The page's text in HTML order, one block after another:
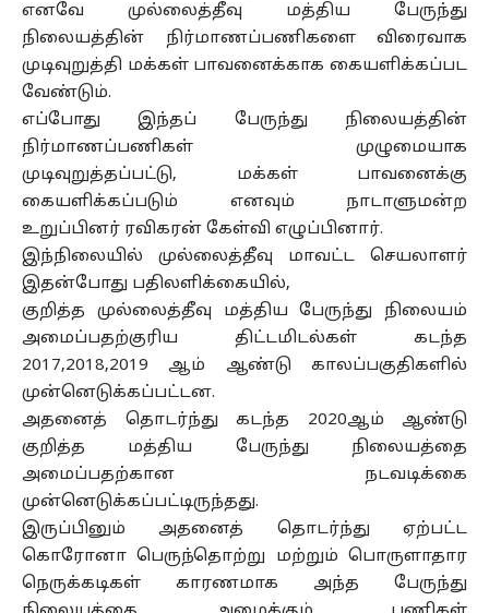
எனவே முல்லைத்தீவு மத்திய பேருந்து
நிலையத்தின் நிர்மாணப்பணிகளை விரைவாக
முடிவுறுத்தி மக்கள் பாவனைக்காக கையளிக்கப்பட
வேண்டும்.
எப்போது இந்தப் பேருந்து நிலையத்தின்
நிர்மாணப்பணிகள் முழுமையாக
முடிவுறுத்தப்பட்டு, மக்கள் பாவனைக்கு
கையளிக்கப்படும் எனவும் நாடாளுமன்ற
உறுப்பினர் ரவிகரன் கேள்வி எழுப்பினார்.
இந்நிலையில் முல்லைத்தீவு மாவட்ட செயலாளர்
இதன்போது பதிலளிக்கையில்,
குறித்த முல்லைத்தீவு மத்திய பேருந்து நிலையம்
அமைப்பதற்குரிய திட்டமிடல்கள் கடந்த
2017,2018,2019 ஆம் ஆண்டு காலப்பகுதிகளில்
முன்னெடுக்கப்பட்டன.
அதனைத் தொடர்ந்து கடந்த 2020ஆம் ஆண்டு
குறித்த மத்திய பேருந்து நிலையத்தை
அமைப்பதற்கான நடவடிக்கை
முன்னெடுக்கப்பட்டிருந்தது.
இருப்பினும் அதனைத் தொடர்ந்து ஏற்பட்ட
கொரோனா பெருந்தொற்று மற்றும் பொருளாதார
நெருக்கடிகள் காரணமாக அந்த பேருந்து